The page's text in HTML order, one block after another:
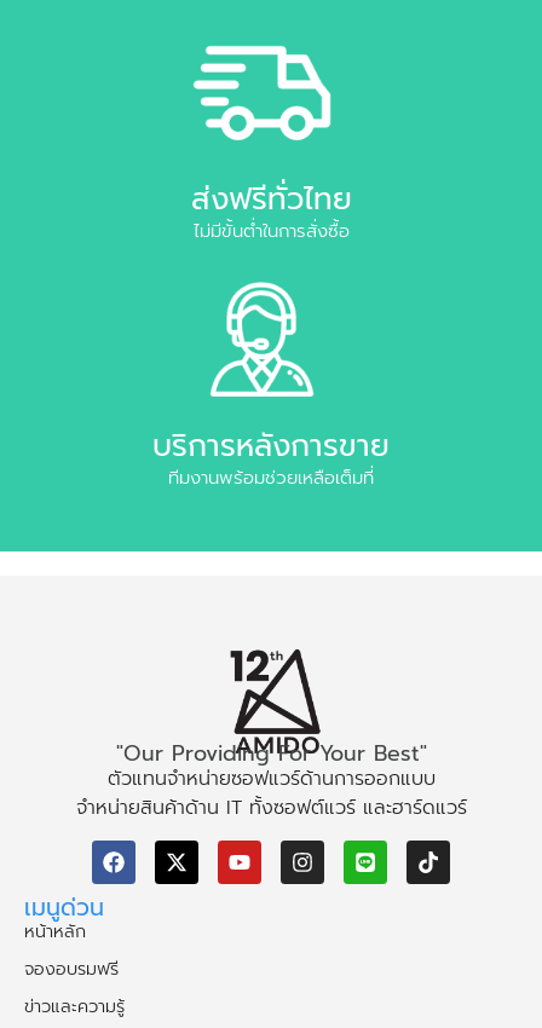
ส่งฟรีทั่วไทย
ไม่มีขั้นต่ำในการสั่งซื้อ
บริการหลังการขาย
ทีมงานพร้อมช่วยเหลือเต็มที่
"Our Providing For Your Best"
ตัวแทนจำหน่ายซอฟแวร์ด้านการออกแบบ
จำหน่ายสินค้าด้าน IT ทั้งซอฟต์แวร์ และฮาร์ดแวร์
เมนูด่วน
หน้าหลัก
จองอบรมฟรี
ข่าวและความรู้